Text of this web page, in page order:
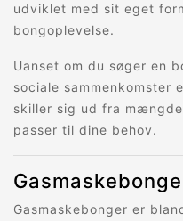
udviklet med sit eget
bongoplevelse.
Uanset om du søger en
sociale sammenkomster
skiller sig ud fra
passer til dine behov.
Gasmaskebonger er